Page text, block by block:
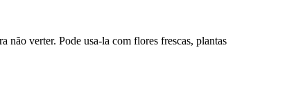
não verter. Pode usa-la com flores frescas, plantas